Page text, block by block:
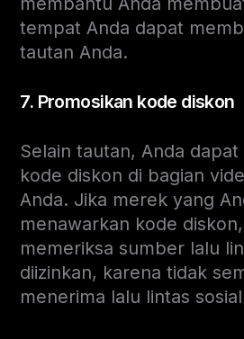
tempat Anda dapat
tautan Anda.
7. Promosikan kode diskon
Selain tautan, Anda
kode diskon di bagian
Anda. Jika merek yang
menawarkan kode
memeriksa sumber lalu
diizinkan, karena tidak
menerima lalu lintas